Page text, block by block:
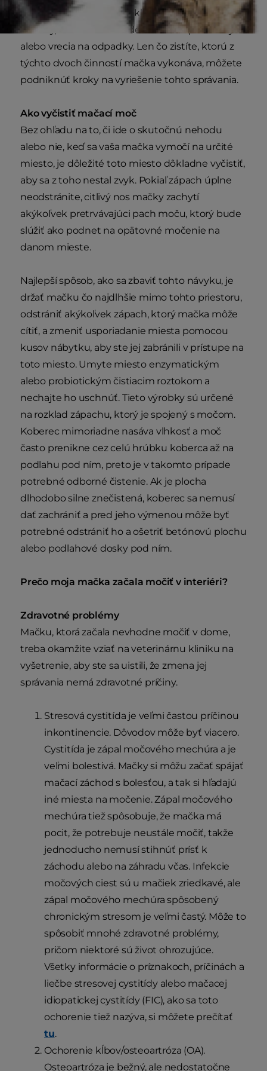
okolie dverí, okien alebo klapiek pre mačky,
záclony, elektrické zariadenia a nákupné tašky
alebo vrecia na odpadky. Len čo zistíte, ktorú z
týchto dvoch činností mačka vykonáva, môžete
podniknúť kroky na vyriešenie tohto správania.
Ako vyčistiť mačací moč
Bez ohľadu na to, či ide o skutočnú nehodu
alebo nie, keď sa vaša mačka vymočí na určité
miesto, je dôležité toto miesto dôkladne vyčistiť,
aby sa z toho nestal zvyk. Pokiaľ zápach úplne
neodstránite, citlivý nos mačky zachytí
akýkoľvek pretrvávajúci pach moču, ktorý bude
slúžiť ako podnet na opätovné močenie na
danom mieste.
Najlepší spôsob, ako sa zbaviť tohto návyku, je
držať mačku čo najdlhšie mimo tohto priestoru,
odstrániť akýkoľvek zápach, ktorý mačka môže
cítiť, a zmeniť usporiadanie miesta pomocou
kusov nábytku, aby ste jej zabránili v prístupe na
toto miesto. Umyte miesto enzymatickým
alebo probiotickým čistiacim roztokom a
nechajte ho uschnúť. Tieto výrobky sú určené
na rozklad zápachu, ktorý je spojený s močom.
Koberec mimoriadne nasáva vlhkosť a moč
často prenikne cez celú hrúbku koberca až na
podlahu pod ním, preto je v takomto prípade
potrebné odborné čistenie. Ak je plocha
dlhodobo silne znečistená, koberec sa nemusí
dať zachrániť a pred jeho výmenou môže byť
potrebné odstrániť ho a ošetriť betónovú plochu
alebo podlahové dosky pod ním.
Prečo moja mačka začala močiť v interiéri?
Zdravotné problémy
Mačku, ktorá začala nevhodne močiť v dome,
treba okamžite vziať na veterinárnu kliniku na
vyšetrenie, aby ste sa uistili, že zmena jej
správania nemá zdravotné príčiny.
Stresová cystitída je veľmi častou príčinou
inkontinencie. Dôvodov môže byť viacero.
Cystitída je zápal močového mechúra a je
veľmi bolestivá. Mačky si môžu začať spájať
mačací záchod s bolesťou, a tak si hľadajú
iné miesta na močenie. Zápal močového
mechúra tiež spôsobuje, že mačka má
pocit, že potrebuje neustále močiť, takže
jednoducho nemusí stihnúť prísť k
záchodu alebo na záhradu včas. Infekcie
močových ciest sú u mačiek zriedkavé, ale
zápal močového mechúra spôsobený
chronickým stresom je veľmi častý. Môže to
spôsobiť mnohé zdravotné problémy,
pričom niektoré sú život ohrozujúce.
Všetky informácie o príznakoch, príčinách a
liečbe stresovej cystitídy alebo mačacej
idiopatickej cystitídy (FIC), ako sa toto
ochorenie tiež nazýva, si môžete prečítať
tu.
Ochorenie kĺbov/osteoartróza (OA).
Osteoartróza je bežný, ale nedostatočne